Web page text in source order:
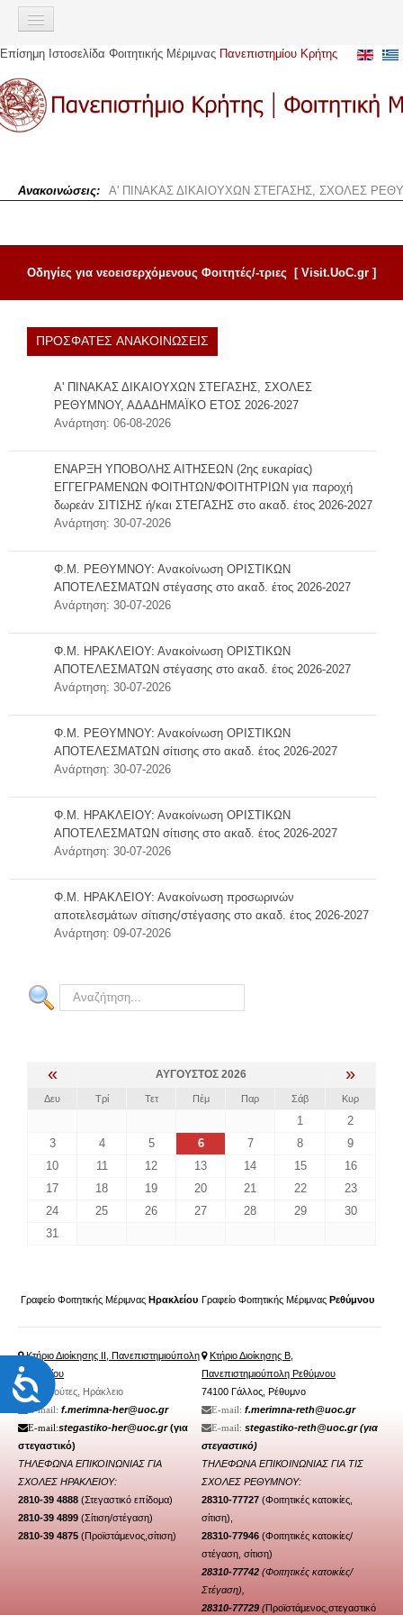
Σημείωση:
Αυτός
ιστότοπος
περιλαμβάνει
ένα
σύστημα
προσβασιμότητας.
Προσιτότητα
Επίσημη Ιστοσελίδα Φοιτητικής Μέριμνας Πανεπιστημίου Κρήτης
ΠΑΡΟΧΈΣ
Υποτροφίες
ΕΣΤΙΑΤΌΡΙΑ
Αθλητισμός
Φοιτητικό Κέντρο
ΚΕ.ΨΥ.ΣΥ
Συνήγορος του φοιτητή
Απασχόληση & Σταδιοδρομία
Διάφορα χρήσιμα
ΑΝΑΚΟΙΝΩΣΕΙΣ
Προσωπικό
Φοιτητική Μέριμνα Ηρακλείου
Φοιτητική Μέριμνα Ρεθύμνου
Προτάσεις - Βελτιώσεις - Σκέψεις - Παράπονα
ΠΛΗΡΟΦΟΡΊΕΣ
Ανακοινώσεις: Α' ΠΙΝΑΚΑΣ ΔΙΚΑΙΟΥΧΩΝ ΣΤΕΓΑΣΗΣ, ΣΧΟΛΕΣ
Οδηγίες για νεοεισερχόμενους Φοιτητές/-τριες [ Visit.UoC.gr ]
ΠΡΟΣΦΑΤΕΣ ΑΝΑΚΟΙΝΩΣΕΙΣ
Α' ΠΙΝΑΚΑΣ ΔΙΚΑΙΟΥΧΩΝ ΣΤΕΓΑΣΗΣ, ΣΧΟΛΕΣ
ΡΕΘΥΜΝΟΥ, ΑΔΑΔΗΜΑΪΚΟ ΕΤΟΣ 2026-2027
Ανάρτηση: 06-08-2026
ΕΝΑΡΞΗ ΥΠΟΒΟΛΗΣ ΑΙΤΗΣΕΩΝ (2ης ευκαρίας)
ΕΓΓΕΓΡΑΜΕΝΩΝ ΦΟΙΤΗΤΩΝ/ΦΟΙΤΗΤΡΙΩΝ για παροχή
δωρεάν ΣΙΤΙΣΗΣ ή/και ΣΤΕΓΑΣΗΣ στο ακαδ. έτος 2026-2027
Ανάρτηση: 30-07-2026
Φ.Μ. ΡΕΘΥΜΝΟΥ: Ανακοίνωση ΟΡΙΣΤΙΚΩΝ
ΑΠΟΤΕΛΕΣΜΑΤΩΝ στέγασης στο ακαδ. έτος 2026-2027
Ανάρτηση: 30-07-2026
Φ.Μ. ΗΡΑΚΛΕΙΟΥ: Ανακοίνωση ΟΡΙΣΤΙΚΩΝ
ΑΠΟΤΕΛΕΣΜΑΤΩΝ στέγασης στο ακαδ. έτος 2026-2027
Ανάρτηση: 30-07-2026
Φ.Μ. ΡΕΘΥΜΝΟΥ: Ανακοίνωση ΟΡΙΣΤΙΚΩΝ
ΑΠΟΤΕΛΕΣΜΑΤΩΝ σίτισης στο ακαδ. έτος 2026-2027
Ανάρτηση: 30-07-2026
Φ.Μ. ΗΡΑΚΛΕΙΟΥ: Ανακοίνωση ΟΡΙΣΤΙΚΩΝ
ΑΠΟΤΕΛΕΣΜΑΤΩΝ σίτισης στο ακαδ. έτος 2026-2027
Ανάρτηση: 30-07-2026
Φ.Μ. ΗΡΑΚΛΕΙΟΥ: Ανακοίνωση προσωρινών
αποτελεσμάτων σίτισης/στέγασης στο ακαδ. έτος 2026-2027
Ανάρτηση: 09-07-2026
Αναζήτηση...
« ΑΎΓΟΥΣΤΟΣ 2026 »
Δευ Τρί Τετ Πέμ Παρ Σάβ Κυρ
1
2
3
4 5 6 7 8
9
10
11 12 13 14 15
16
17
18 19 20 21 22
23
24
25 26 27 28 29
30
31
Γραφείο Φοιτητικής Μέριμνας Ηρακλείου
Κτήριο Διοίκησης ΙΙ, Πανεπιστημιούπολη
Ηρακλείου
70013 Βούτες, Ηράκλειο
Ε-mail: f.merimna-her@uoc.gr
Ε-mail:stegastiko-her@uoc.gr(για
στεγαστικό)
ΤΗΛΕΦΩΝΑ ΕΠΙΚΟΙΝΩΝΙΑΣ ΓΙΑ
ΣΧΟΛΕΣ ΗΡΑΚΛΕΙΟΥ:
2810-39 4888 (Στεγαστικό επίδομα)
2810-39 4899 (Σίτιση/στέγαση)
2810-39 4875 (Προϊστάμενος,σίτιση)
Γραφείο Φοιτητικής Μέριμνας Ρεθύμνου
Κτήριο Διοίκησης Β,
Πανεπιστημιούπολη Ρεθύμνου
74100 Γάλλος, Ρέθυμνο
Ε-mail: f.merimna-reth@uoc.gr
Ε-mail: stegastiko-reth@uoc.gr(για
στεγαστικό)
ΤΗΛΕΦΩΝΑ ΕΠΙΚΟΙΝΩΝΙΑΣ ΓΙΑ ΤΙΣ
ΣΧΟΛΕΣ ΡΕΘΥΜΝΟΥ:
28310-77727 (Φοιτητικές κατοικίες,
σίτιση),
28310-77946 (Φοιτητικές κατοικίες/
στέγαση , σίτιση)
28310-77742 (Φοιτητικές κατοικίες/
Στέγαση),
28310-77729 (Προϊστάμενος,στεγαστικό